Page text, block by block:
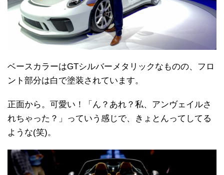
ベースカラーはGTシルバーメタリックなものの、フロ
ント部分は白で塗装されています。
正面から。可愛い！「ん？あれ？私、アンヴェイルさ
れちゃった？」っていう感じで、きょとんってしてる
ような(笑)。